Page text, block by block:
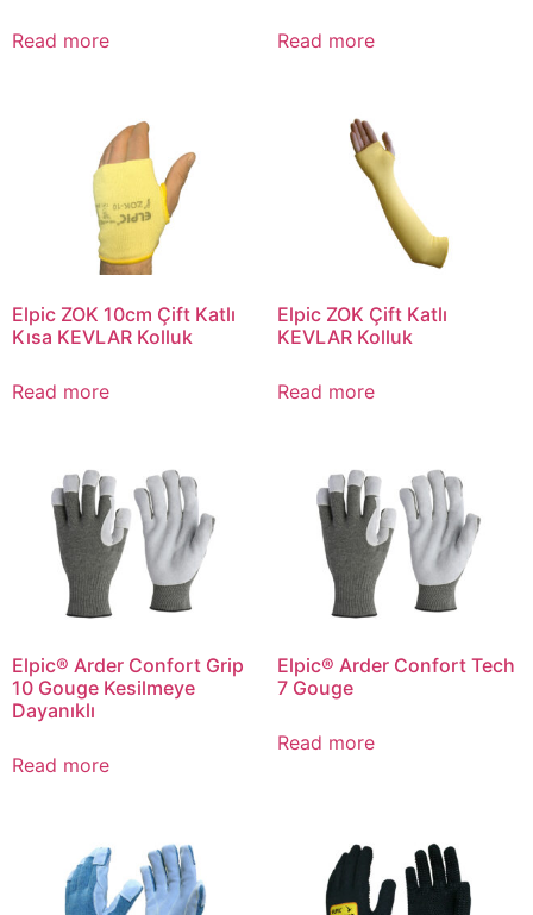
Read more Read more
Elpic ZOK 10cm Çift Katlı
Kısa KEVLAR Kolluk
Read more
Elpic ZOK Çift Katlı
KEVLAR Kolluk
Read more
Elpic® Arder Confort Grip
10 Gouge Kesilmeye
Dayanıklı
Read more
Elpic® Arder Confort Tech
7 Gouge
Read more